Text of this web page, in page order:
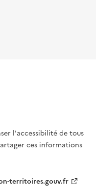
l'accessibilité de tous
ces informations
territoires.gouv.fr